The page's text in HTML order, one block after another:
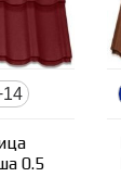
0.5